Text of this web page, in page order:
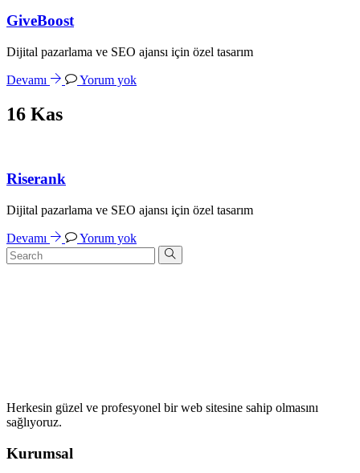
GiveBoost
Dijital pazarlama ve SEO ajansı için özel tasarım
Devamı Yorum yok
16 Kas
Riserank
Dijital pazarlama ve SEO ajansı için özel tasarım
Devamı Yorum yok
Herkesin güzel ve profesyonel bir web sitesine sahip olmasını
sağlıyoruz.
Kurumsal